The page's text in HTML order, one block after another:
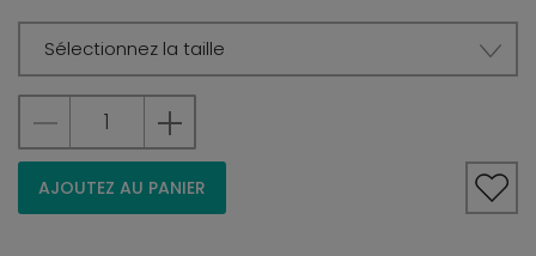
Sélectionnez la taille
AJOUTEZ AU PANIER